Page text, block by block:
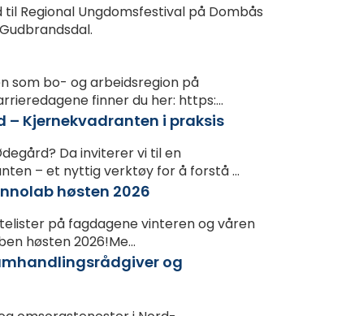
Regional Ungdomsfestival på Dombås
som bo- og arbeidsregion på
finner du her: https:...
Kjernekvadranten i praksis
Da inviterer vi til en
– et nyttig verktøy for å forstå ...
høsten 2026
på fagdagene vinteren og våren
høsten 2026!Me...
og